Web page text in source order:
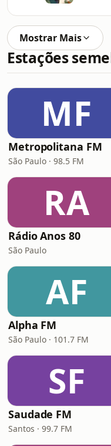
Mostrar Mais
Estações
MF
Metropolitana FM
São Paulo · 98.5 FM
RA
Rádio Anos 80
São Paulo
AF
Alpha FM
São Paulo · 101.7 FM
SF
Saudade FM
Santos · 99.7 FM